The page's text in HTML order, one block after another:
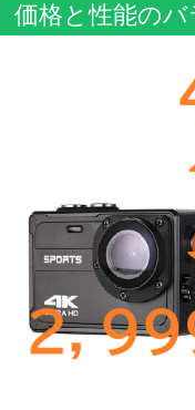
価格と性能の